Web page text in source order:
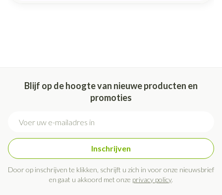
Blijf op de hoogte van nieuwe producten en
promoties
Inschrijven
Door op inschrijven te klikken, schrijft u zich in voor onze nieuwsbrief
en gaat u akkoord met onze privacy policy.